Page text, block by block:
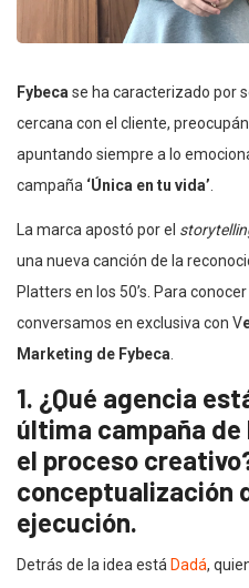
Fybecase ha caracterizado por
cercana con el cliente,
apuntando siempre a lo
campaña ‘Única en tu vida’.
La marca apostó por el
una nueva canción de la
Platters en los 50’s. Para
conversamos en exclusiva con V
Marketing de Fybeca.
1. ¿Qué agencia
última campaña de
el proceso
conceptualización
ejecución.
Detrás de la idea está Dadá,